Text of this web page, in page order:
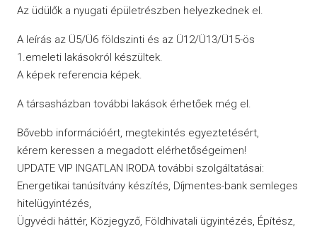
Az üdülők a nyugati épületrészben helyezkednek el.
A leírás az Ü5/Ü6 földszinti és az Ü12/Ü13/Ü15-ös
1.emeleti lakásokról készültek.
A képek referencia képek.
A társasházban további lakások érhetőek még el.
Bővebb információért, megtekintés egyeztetésért,
kérem keressen a megadott elérhetőségeimen!
UPDATE VIP INGATLAN IRODA további szolgáltatásai:
Energetikai tanúsítvány készítés, Díjmentes-bank semleges
hitelügyintézés,
Ügyvédi háttér, Közjegyző, Földhivatali ügyintézés, Építész,